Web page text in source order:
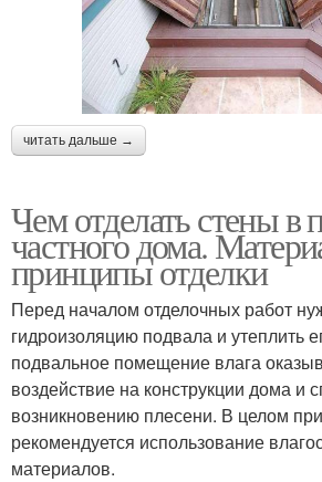
читать дальше →
Чем отделать стены в
частного дома.
принципы отделки
Перед началом отделочных работ
гидроизоляцию подвала и утеплить
подвальное помещение влага
воздействие на конструкции дома и
возникновению плесени. В целом
рекомендуется использование
материалов.